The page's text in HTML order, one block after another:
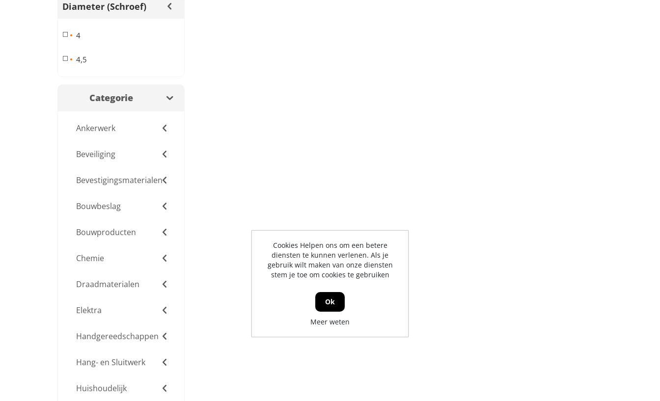
Diameter (schroef)
4
4,5
Categorie
Ankerwerk
Beveiliging
Bevestigingsmaterialen
Bouwbeslag
Bouwproducten
Chemie
Draadmaterialen
Elektra
Handgereedschappen
Hang- en Sluitwerk
Huishoudelijk
Cookies Helpen ons om een betere
diensten te kunnen verlenen. Als je
gebruik wilt maken van onze diensten
stem je toe om cookies te gebruiken
Ok
Meer weten